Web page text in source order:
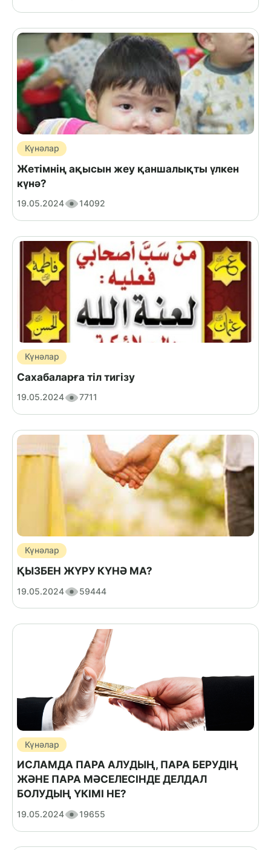
Күнәлар
Жетімнің ақысын жеу қаншалықты үлкен
күнә?
19.05.2024 14092
Күнәлар
Cахабаларға тіл тигізу
19.05.2024 7711
Күнәлар
ҚЫЗБЕН ЖҮРУ КҮНӘ МА?
19.05.2024 59444
Күнәлар
ИСЛАМДА ПАРА АЛУДЫҢ, ПАРА БЕРУДІҢ
ЖӘНЕ ПАРА МӘСЕЛЕСІНДЕ ДЕЛДАЛ
БОЛУДЫҢ ҮКІМІ НЕ?
19.05.2024 19655